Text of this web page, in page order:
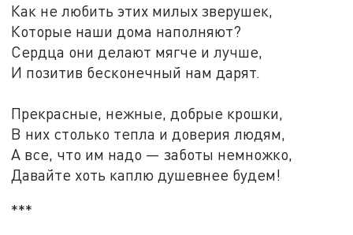
Как не любить этих милых зверушек,
Которые наши дома наполняют?
Сердца они делают мягче и лучше,
И позитив бесконечный нам дарят.
Прекрасные, нежные, добрые крошки,
В них столько тепла и доверия людям,
А все, что им надо — заботы немножко,
Давайте хоть каплю душевнее будем!
***